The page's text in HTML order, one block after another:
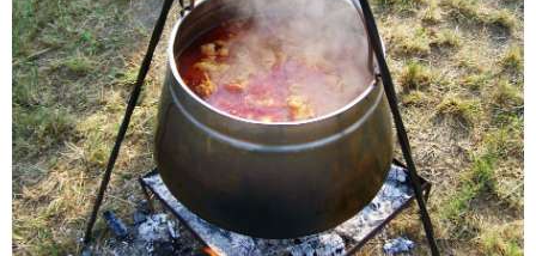
LIFESTYLE FASHION ТРАДИЦІЇ
PETS